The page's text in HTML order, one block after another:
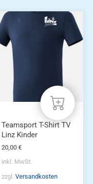
Dieses
Produkt
weist
mehrere
Varianten
auf.
Optionen
können
Produktseite
gewählt
werden
Teamsport T-Shirt TV
Linz Kinder
20,00 €
inkl. MwSt.
zzgl. Versandkosten